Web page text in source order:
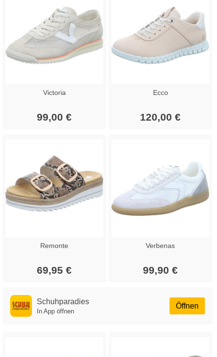
Victoria
99,00 €
Ecco
120,00 €
Remonte
69,95 €
Verbenas
99,90 €
Öffnen
Schuhparadies
In App öffnen